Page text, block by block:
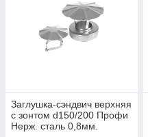
Заглушка-сэндвич верхняя
с зонтом d150/200 Профи
Нерж. сталь 0,8мм.